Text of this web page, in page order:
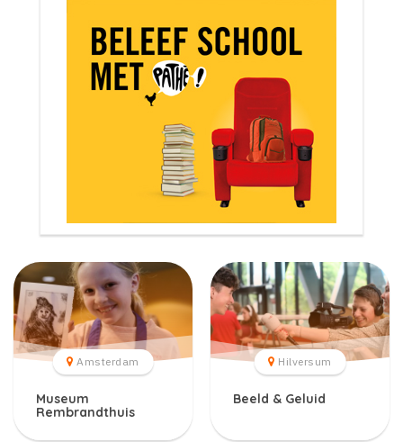
Amsterdam
Museum
Rembrandthuis
Hilversum
Beeld & Geluid